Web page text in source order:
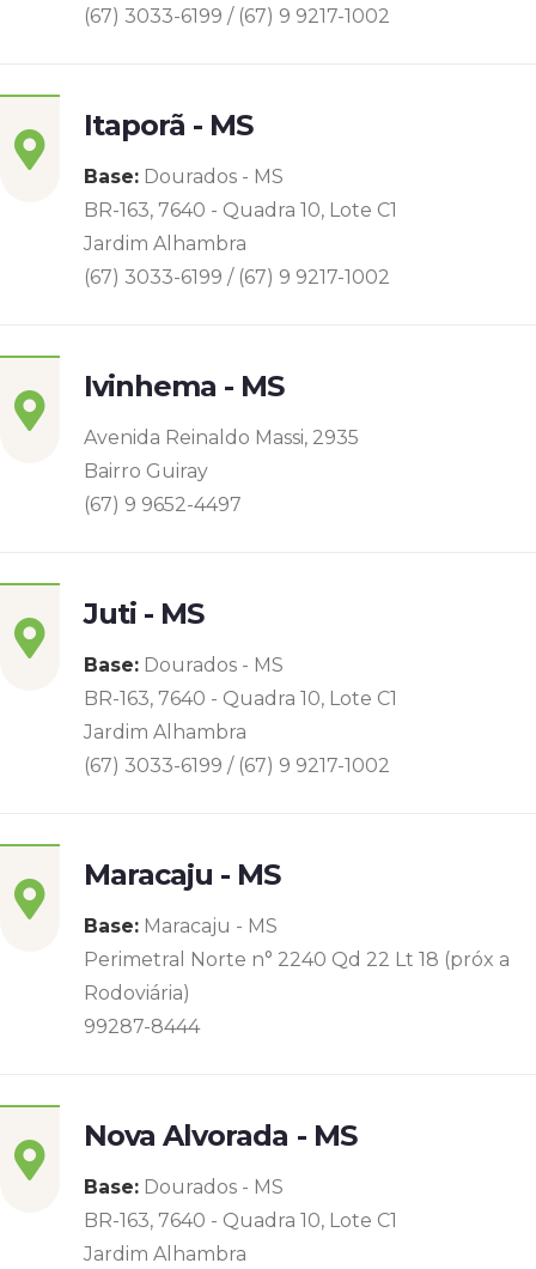
(67) 3033-6199 / (67) 9 9217-1002
Itaporã - MS
Base: Dourados - MS
BR-163, 7640 - Quadra 10, Lote C1
Jardim Alhambra
(67) 3033-6199 / (67) 9 9217-1002
Ivinhema - MS
Avenida Reinaldo Massi, 2935
Bairro Guiray
(67) 9 9652-4497
Juti - MS
Base: Dourados - MS
BR-163, 7640 - Quadra 10, Lote C1
Jardim Alhambra
(67) 3033-6199 / (67) 9 9217-1002
Maracaju - MS
Base: Maracaju - MS
Perimetral Norte n° 2240 Qd 22 Lt 18 (próx a
Rodoviária)
99287-8444
Nova Alvorada - MS
Base: Dourados - MS
BR-163, 7640 - Quadra 10, Lote C1
Jardim Alhambra